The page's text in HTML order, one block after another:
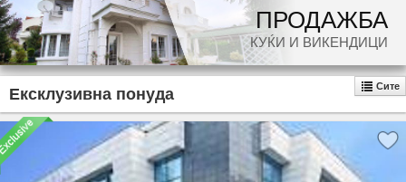
MK
EN
GO!
ПРОДАЖБА
КУЌИ И ВИКЕНДИЦИ
Ексклузивна понуда Сите